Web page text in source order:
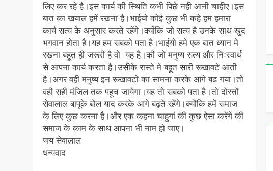
लिए कर रहे है।इस कार्य की स्थिति कभी पिछे नही आनी चाहीए।इस
बात का खयाल हमें रखना है।भाईयो कोई कुछ भी कहे हम हमारा
कार्य सत्य के अनुसार करते रहेंगे।क्योंकि जो सत्य है उनके साथ खुद
भगवान होता है।यह हम सबको पता है।भाईयो हमे एक बात ध्यान मे
रखना बहूत ही जरूरी है वो यह है।की जो मनुष्य सत्य और निःस्वार्थ
से आपना कार्य करता है।उसीके रास्ते मे बहूत सारी रूखावटे आती
है।अगर वही मनुष्य इन रूखावटो का सामना करके आगे बढ गया।तो
वही सही मंजिल तक पहूच जायेगा।यह तो सबको पता है।तो दोस्तों
सेवालाल बापूके बोल याद करके आगे बढ़ते रहेंगे।क्योंकि हमें समाज
के लिए कुछ करना है।और एक कहना चाहुगां की कुछ ऐसा करेंगे की
समाज के काम के साथ आपना भी नाम हो जाए।
जय सेवालाल
धन्यवाद